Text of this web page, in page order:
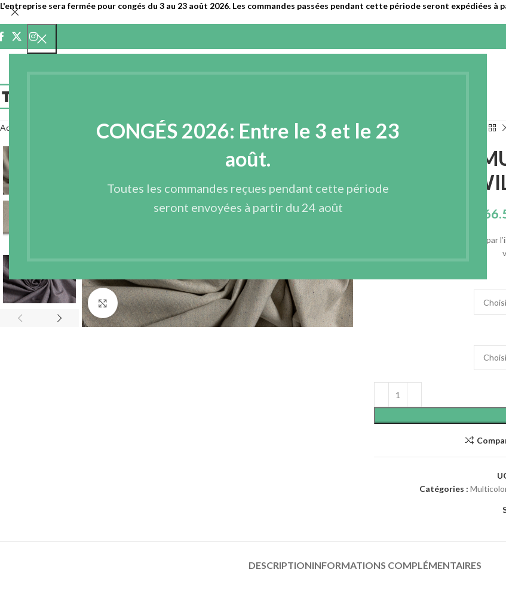
CONGÉS 2026: Entre le 3 et le 23
août.
Toutes les commandes reçues pendant cette période
seront envoyées à partir du 24 août
Accueil Tissus recyclés Multicolore Multicolore - coton SERGÉ 3/1 MULTICOLORE RECYCLÉ – RTWILL3/1MULTI-265
Agrandir
SERGÉ 3/1
Ce produit n’est pas vendu
Catégories :
DESCRIPTIONINFORMATIONS COMPLÉMENTAIRES
L'entreprise sera fermée pour congés du 3 au 23 août 2026. Les commandes passées pendant cette période seront expédiées